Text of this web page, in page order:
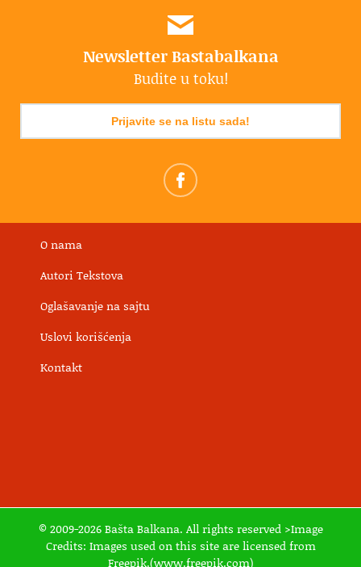
Newsletter Bastabalkana
Budite u toku!
Prijavite se na listu sada!
O nama
Autori Tekstova
Oglašavanje na sajtu
Uslovi korišćenja
Kontakt
© 2009-2026 Bašta Balkana. All rights reserved >Image
Credits: Images used on this site are licensed from
Freepik.(www.freepik.com)